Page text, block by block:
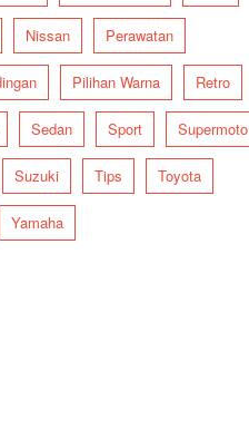
Nissan Perawatan
Pilihan Warna Retro
Sedan Sport Supermoto
Suzuki Tips Toyota
Yamaha